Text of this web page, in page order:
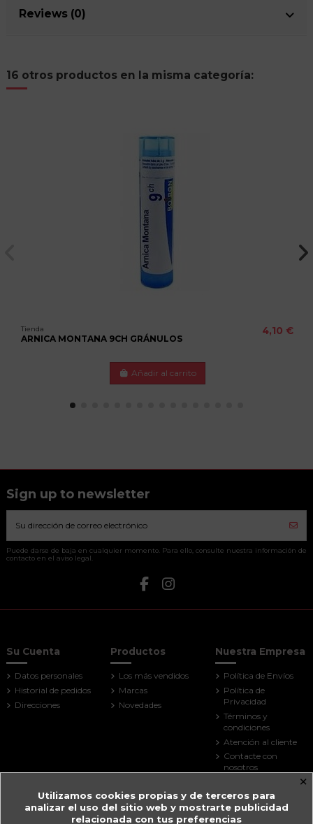
Reviews (0)
16 otros productos en la misma categoría:
Tienda
ARNICA MONTANA 9CH GRÁNULOS
4,10 €
Añadir al carrito
Sign up to newsletter
Puede darse de baja en cualquier momento. Para ello, consulte nuestra información de
contacto en el aviso legal.
Su Cuenta
Datos personales
Historial de pedidos
Direcciones
Productos
Los más vendidos
Marcas
Novedades
Nuestra Empresa
Política de Envíos
Política de
Privacidad
Términos y
condiciones
Atención al cliente
Contacte con
nosotros
Tiendas
×
Utilizamos cookies propias y de terceros para
analizar el uso del sitio web y mostrarte publicidad
relacionada con tus preferencias